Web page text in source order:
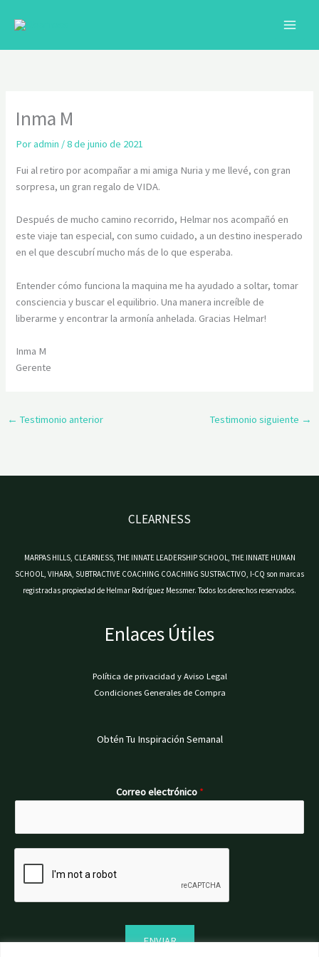
Inma M
Poradmin /8 de junio de 2021
Fui al retiro por acompañar a mi amiga Nuria y me llevé, con gran
sorpresa, un gran regalo de VIDA.
Después de mucho camino recorrido, Helmar nos acompañó en
este viaje tan especial, con sumo cuidado, a un destino inesperado
en el que descubrí mucho más de lo que esperaba.
Entender cómo funciona la maquina me ha ayudado a soltar, tomar
consciencia y buscar el equilibrio. Una manera increíble de
liberarme y encontrar la armonía anhelada. Gracias Helmar!
Inma M
Gerente
← Testimonio anterior Testimonio siguiente →
CLEARNESS
MARPAS HILLS, CLEARNESS, THE INNATE LEADERSHIP SCHOOL, THE INNATE HUMAN
SCHOOL, VIHARA, SUBTRACTIVE COACHING COACHING SUSTRACTIVO, I-CQ son marcas
registradas propiedad de Helmar Rodríguez Messmer. Todos los derechos reservados.
Enlaces Útiles
Política de privacidad y Aviso Legal
Condiciones Generales de Compra
Obtén Tu Inspiración Semanal
Correo electrónico *
ENVIAR